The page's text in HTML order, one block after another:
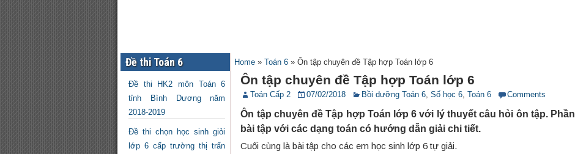
Đề thi Toán 6
Đề thi HK2 môn Toán 6
tỉnh Bình Dương năm
2018-2019
Đề thi chọn học sinh giỏi
lớp 6 cấp trường thị trấn
Home »Toán 6 »Ôn tập chuyên đề Tập hợp Toán lớp 6
Ôn tập chuyên đề Tập hợp Toán lớp 6
Toán Cấp 2 07/02/2018 Bồi dưỡng Toán 6,Số học 6,Toán 6 Comments
Ôn tập chuyên đề Tập hợp Toán lớp 6 với lý thuyết câu hỏi ôn tập. Phần
bài tập với các dạng toán có hướng dẫn giải chi tiết.
Cuối cùng là bài tập cho các em học sinh lớp 6 tự giải.